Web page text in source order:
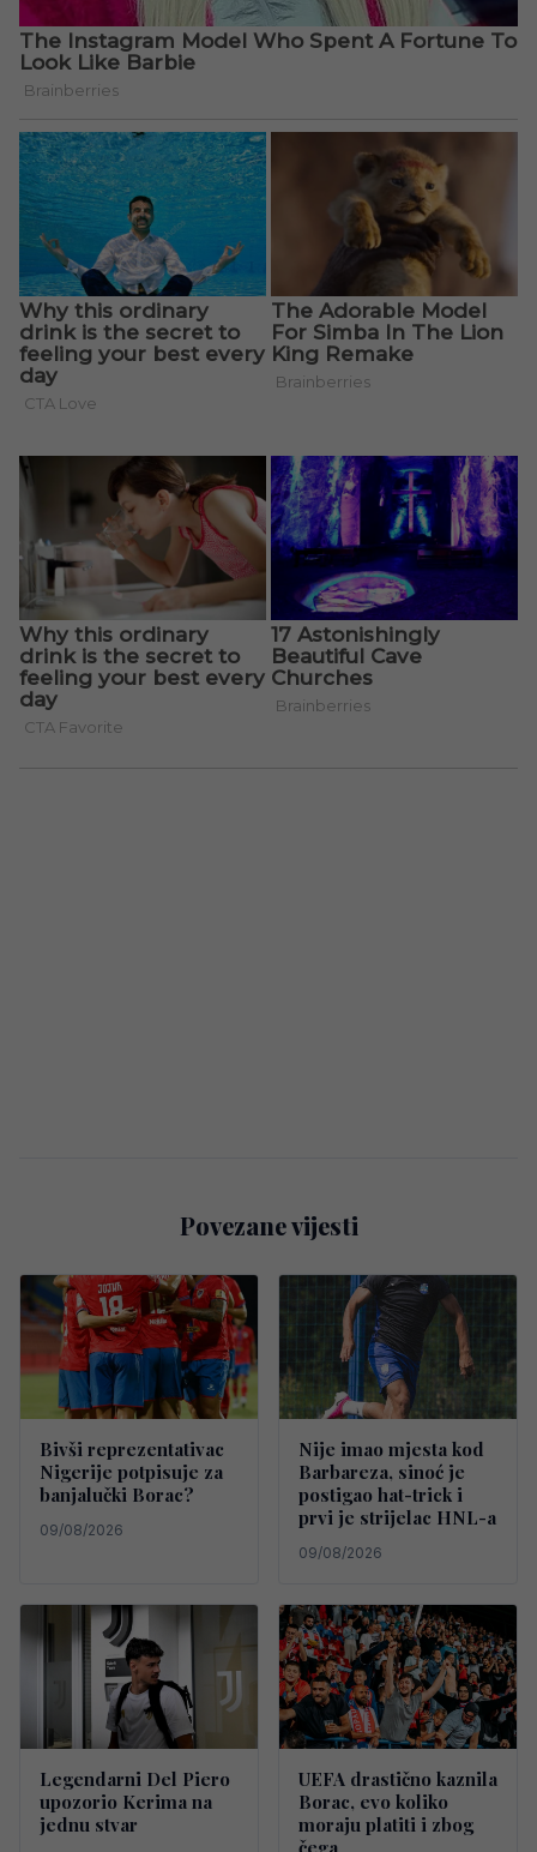
Povezane vijesti
Bivši reprezentativac
Nigerije potpisuje za
banjalučki Borac?
09/08/2026
Nije imao mjesta kod
Barbareza, sinoć je
postigao hat-trick i
prvi je strijelac HNL-a
09/08/2026
Legendarni Del Piero
upozorio Kerima na
jednu stvar
UEFA drastično kaznila
Borac, evo koliko
moraju platiti i zbog
čega